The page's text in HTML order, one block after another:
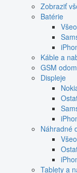
Zobraziť
Batérie
Káble a
GSM
Displeje
Náhradné
Tablety a